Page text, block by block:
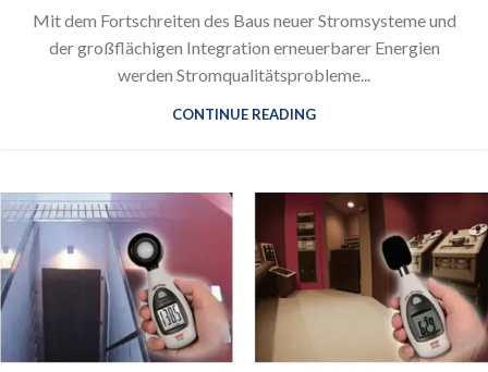
Mit dem Fortschreiten des Baus neuer Stromsysteme und
der großflächigen Integration erneuerbarer Energien
werden Stromqualitätsprobleme...
CONTINUE READING